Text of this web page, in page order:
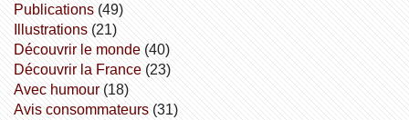
publications(49)
illustrations(21)
découvrir le monde(40)
découvrir la France(23)
avec humour(18)
avis consommateurs(31)